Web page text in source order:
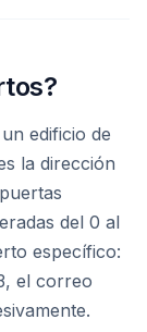
edificio de
la dirección
del 0 al
específico:
el correo